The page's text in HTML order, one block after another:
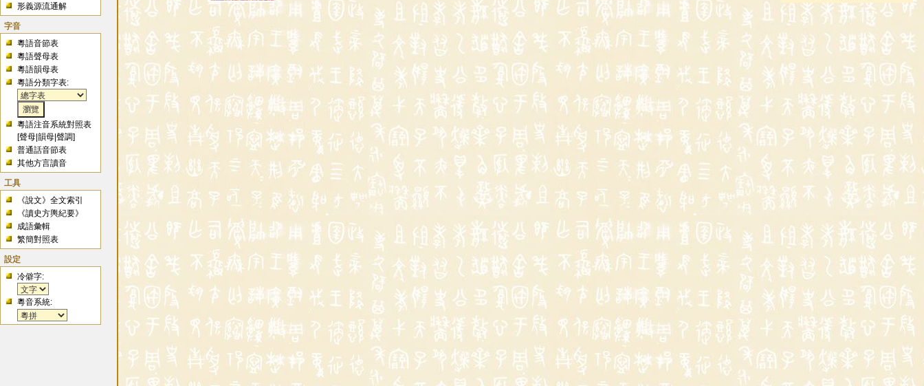
形義源流通解
字音
粵語音節表
粵語聲母表
粵語韻母表
粵語分類字表:
粵語注音系統對照表
[聲母 |韻母 |聲調]
普通話音節表
其他方言讀音
工具
《說文》全文索引
《讀史方輿紀要》
成語彙輯
繁簡對照表
設定
冷僻字:
粵音系統: